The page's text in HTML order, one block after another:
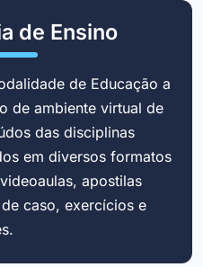
de Ensino
de Educação a
de ambiente virtual de
das disciplinas
em diversos formatos
apostilas
caso, exercícios e